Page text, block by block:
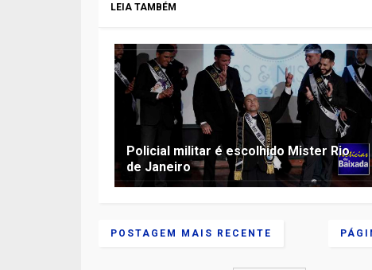
LEIA TAMBÉM
Policial militar é escolhido Mister Rio
de Janeiro
POSTAGEM MAIS RECENTE